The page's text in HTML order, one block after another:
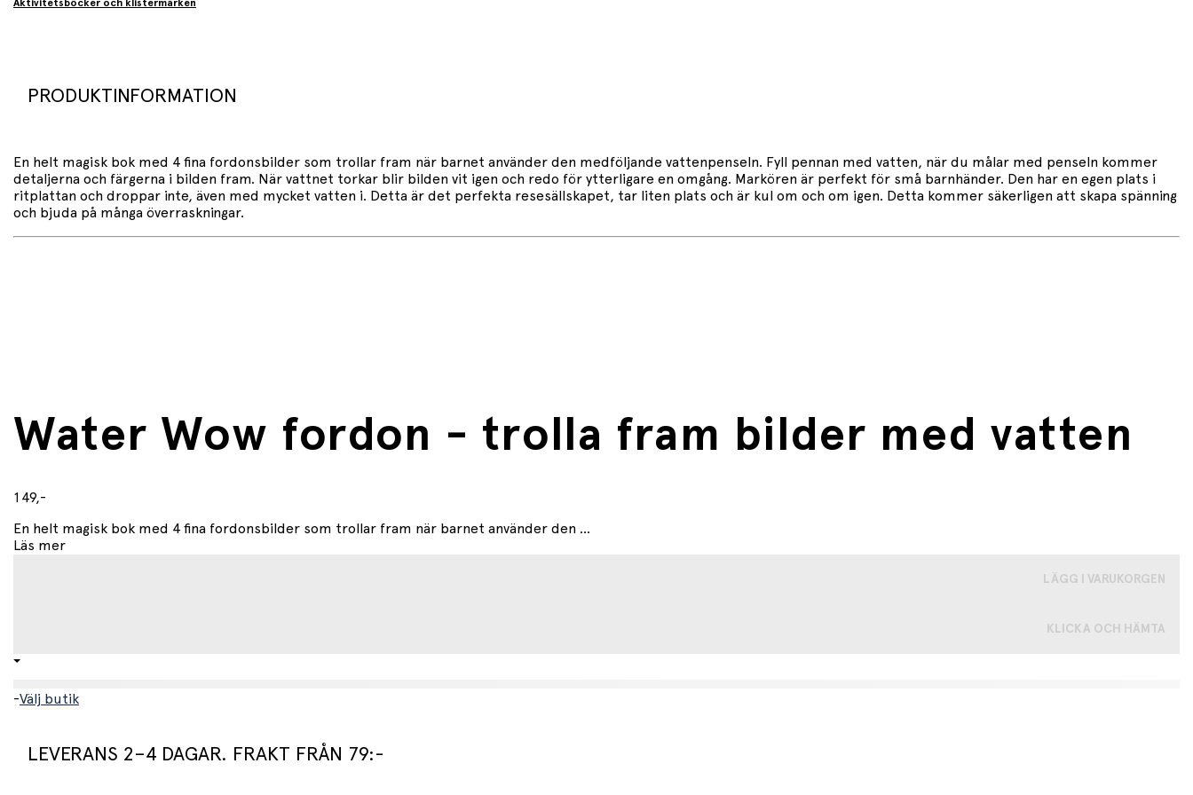
Aktivitetsböcker och klistermärken
PRODUKTINFORMATION
En helt magisk bok med 4 fina fordonsbilder som trollar fram när barnet använder den medföljande vattenpenseln. Fyll pennan med vatten, när du målar med penseln kommer
detaljerna och färgerna i bilden fram. När vattnet torkar blir bilden vit igen och redo för ytterligare en omgång. Markören är perfekt för små barnhänder. Den har en egen plats i
ritplattan och droppar inte, även med mycket vatten i. Detta är det perfekta resesällskapet, tar liten plats och är kul om och om igen. Detta kommer säkerligen att skapa spänning
och bjuda på många överraskningar.
Water Wow fordon - trolla fram bilder med vatten
149,-
En helt magisk bok med 4 fina fordonsbilder som trollar fram när barnet använder den ...
Läs mer
LÄGG I VARUKORGEN
KLICKA OCH HÄMTA
-Välj butik
LEVERANS 2–4 DAGAR. FRAKT FRÅN 79:-